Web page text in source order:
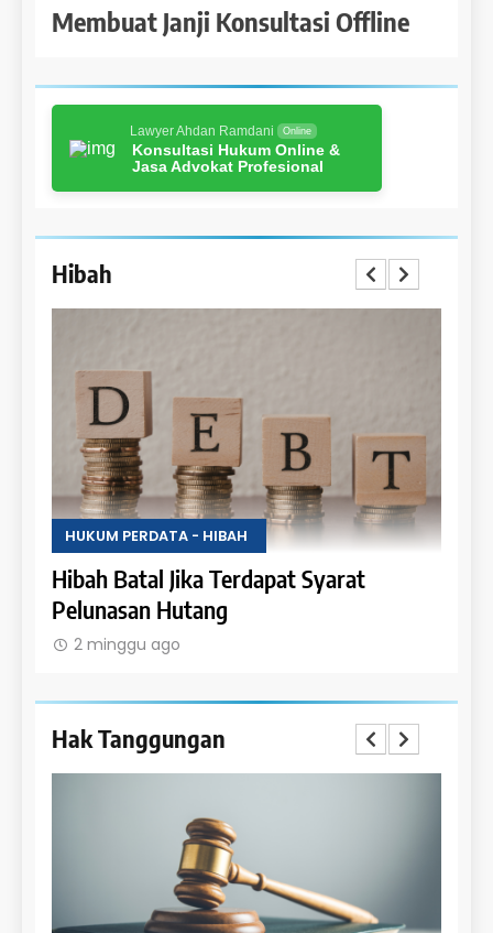
Membuat Janji Konsultasi Offline
Lawyer Ahdan Ramdani Online
Konsultasi Hukum Online &
Jasa Advokat Profesional
Hibah
HUKUM PERDATA - HIBAH
Hibah Batal Jika Terdapat Syarat
Pelunasan Hutang
2 minggu ago
Hak Tanggungan